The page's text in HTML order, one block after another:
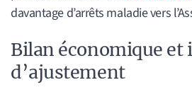
davantage d’arrêts maladie vers
Bilan économique et
d’ajustement